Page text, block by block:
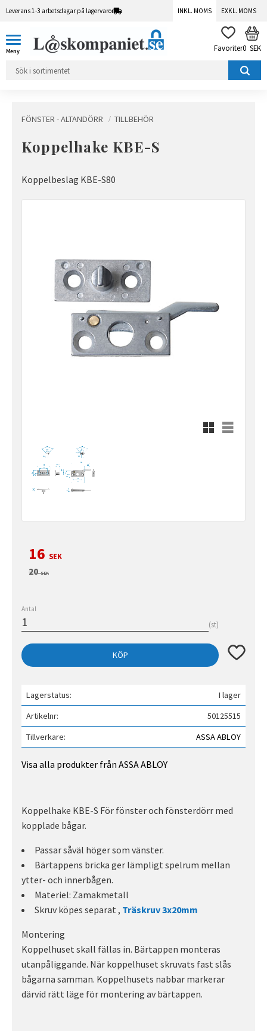
Leverans 1-3 arbetsdagar på lagervaror INKL. MOMS EXKL. MOMS
FAVORITER
0 SEK
FÖNSTER - ALTANDÖRR TILLBEHÖR
Koppelhake KBE-S
Koppelbeslag KBE-S80
Rutnätsvy
Listvy
Nedsatt pris:
16 SEK
Ordinarie pris:
20SEK
Antal
st
KÖP Lägg till
Lagerstatus
I lager
Artikelnr
50125515
Tillverkare
ASSA ABLOY
Visa alla produkter från ASSA ABLOY
Koppelhake KBE-S För fönster och fönsterdörr med
kopplade bågar.
Passar såväl höger som vänster.
Bärtappens bricka ger lämpligt spelrum mellan
ytter- och innerbågen.
Materiel: Zamakmetall
Skruv köpes separat , Träskruv 3x20mm
Montering
Koppelhuset skall fällas in. Bärtappen monteras
utanpåliggande. När koppelhuset skruvats fast slås
bågarna samman. Koppelhusets nabbar markerar
därvid rätt läge för montering av bärtappen.